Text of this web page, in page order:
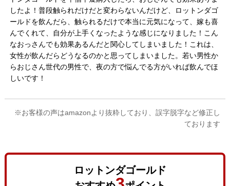
したよ！普段触られだけだと変わらないんだけど、ロットンダゴ
ールドを飲んだら、触られるだけで本当に元気になって、嫁も喜
んでくれて、自分が上手くなったような感じになりました！こん
なおっさんでも効果あるんだと関心してしまいました！これは、
女性が飲んだらどうなるのかと思ってしまいました。若い男性か
らおじさん世代の男性で、夜の方で悩んでる方がいれば飲んでほ
しいです！
※お客様の声はamazonより抜粋しており、誤字脱字など修正し
ております
ロットンダゴールド